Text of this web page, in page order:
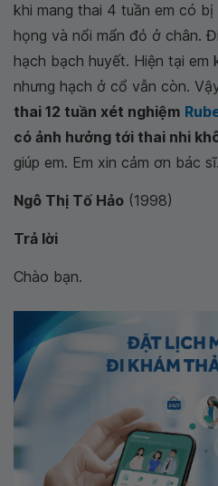
khi mang thai 4 tuần em có
họng và nổi mẩn đỏ ở chân.
hạch bạch huyết. Hiện tại em
nhưng hạch ở cổ vẫn còn.
thai 12 tuần xét nghiệm
có ảnh hưởng tới thai nhi
giúp em. Em xin cảm ơn bác sĩ.
Ngô Thị Tố Hảo (1998)
Trả lời
Chào bạn.